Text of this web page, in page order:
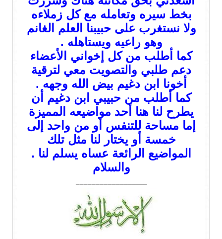
بخط سيره وتعامله مع كل زملاءه
ولا نستغرب على حبيبنا العلم الغانم
وهو راعيه ويستاهله .
كما أطلب من كل إخواني الأعضاء
دعم طلبي والتصويت معي لترقية
أخونا ابن دغيم بيض الله وجهه .
كما أطلب من حبيبي ابن دغيم أن
يطرح لنا هنا أحد مواضيعه المميزة
إما مساحة للتنفس أو من واحد إلى
خمسة أو يختار لنا مثل تلك
المواضيع الرائعة عساه يسلم لنا .
والسلام
__________________